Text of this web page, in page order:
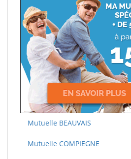
Mutuelle BEAUVAIS
Mutuelle COMPIEGNE